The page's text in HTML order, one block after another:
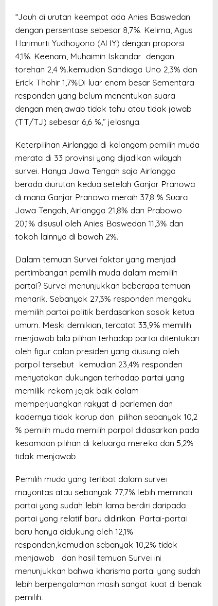
“Jauh di urutan keempat ada Anies Baswedan
dengan persentase sebesar 8,7%. Kelima, Agus
Harimurti Yudhoyono (AHY) dengan proporsi
4,1%. Keenam, Muhaimin Iskandar dengan
torehan 2,4 %.kemudian Sandiaga Uno 2,3% dan
Erick Thohir 1,7%Di luar enam besar Sementara
responden yang belum menentukan suara
dengan menjawab tidak tahu atau tidak jawab
(TT/TJ) sebesar 6,6 %,” jelasnya.
Keterpilihan Airlangga di kalangam pemilih muda
merata di 33 provinsi yang dijadikan wilayah
survei. Hanya Jawa Tengah saja Airlangga
berada diurutan kedua setelah Ganjar Pranowo
di mana Ganjar Pranowo meraih 37,8 % Suara
Jawa Tengah, Airlangga 21,8% dan Prabowo
20,1% disusul oleh Anies Baswedan 11,3% dan
tokoh lainnya di bawah 2%.
Dalam temuan Survei faktor yang menjadi
pertimbangan pemilih muda dalam memilih
partai? Survei menunjukkan beberapa temuan
menarik. Sebanyak 27,3% responden mengaku
memilih partai politik berdasarkan sosok ketua
umum. Meski demikian, tercatat 33,9% memilih
menjawab bila pilihan terhadap partai ditentukan
oleh figur calon presiden yang diusung oleh
parpol tersebut kemudian 23,4% responden
menyatakan dukungan terhadap partai yang
memiliki rekam jejak baik dalam
memperjuangkan rakyat di parlemen dan
kadernya tidak korup dan pilihan sebanyak 10,2
% pemilih muda memilih parpol didasarkan pada
kesamaan pilihan di keluarga mereka dan 5,2%
tidak menjawab
Pemilih muda yang terlibat dalam survei
mayoritas atau sebanyak 77,7% lebih meminati
partai yang sudah lebih lama berdiri daripada
partai yang relatif baru didirikan. Partai-partai
baru hanya didukung oleh 12,1%
responden,kemudian sebanyak 10,2% tidak
menjawab dan hasil temuan Survei ini
menunjukkan bahwa kharisma partai yang sudah
lebih berpengalaman masih sangat kuat di benak
pemilih.